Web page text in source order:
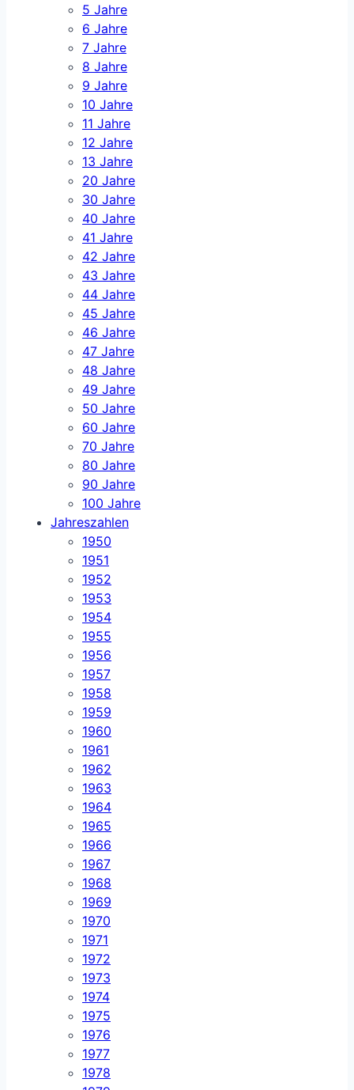
5 Jahre
6 Jahre
7 Jahre
8 Jahre
9 Jahre
10 Jahre
11 Jahre
12 Jahre
13 Jahre
20 Jahre
30 Jahre
40 Jahre
41 Jahre
42 Jahre
43 Jahre
44 Jahre
45 Jahre
46 Jahre
47 Jahre
48 Jahre
49 Jahre
50 Jahre
60 Jahre
70 Jahre
80 Jahre
90 Jahre
100 Jahre
Jahreszahlen
1950
1951
1952
1953
1954
1955
1956
1957
1958
1959
1960
1961
1962
1963
1964
1965
1966
1967
1968
1969
1970
1971
1972
1973
1974
1975
1976
1977
1978